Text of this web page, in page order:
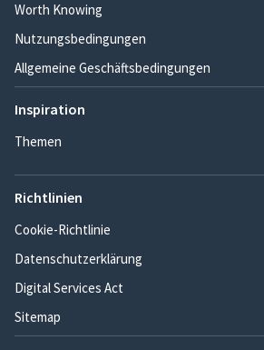
Worth Knowing
Nutzungsbedingungen
Allgemeine Geschäftsbedingungen
Inspiration
Themen
Richtlinien
Cookie-Richtlinie
Datenschutzerklärung
Digital Services Act
Sitemap